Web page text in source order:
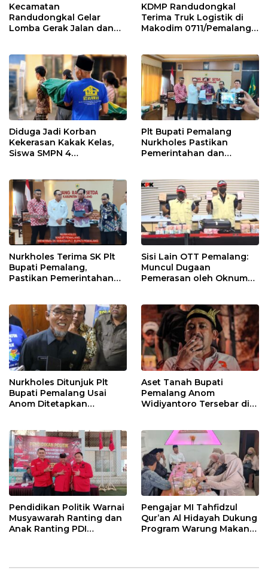
Kecamatan
Randudongkal Gelar
Lomba Gerak Jalan dan
KDMP Randudongkal
Terima Truk Logistik di
Makodim 0711/Pemalang
Diduga Jadi Korban
Kekerasan Kakak Kelas,
Siswa SMPN 4
Plt Bupati Pemalang
Nurkholes Pastikan
Pemerintahan dan
Nurkholes Terima SK Plt
Bupati Pemalang,
Pastikan Pemerintahan
Sisi Lain OTT Pemalang:
Muncul Dugaan
Pemerasan oleh Oknum
Nurkholes Ditunjuk Plt
Bupati Pemalang Usai
Anom Ditetapkan
Aset Tanah Bupati
Pemalang Anom
Widiyantoro Tersebar di
Pendidikan Politik Warnai
Musyawarah Ranting dan
Anak Ranting PDI
Pengajar MI Tahfidzul
Qur’an Al Hidayah Dukung
Program Warung Makan